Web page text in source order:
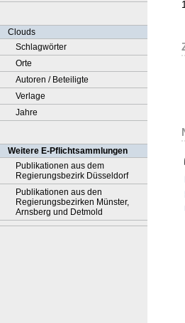
Clouds
Schlagwörter
Orte
Autoren / Beteiligte
Verlage
Jahre
Weitere E-Pflichtsammlungen
Publikationen aus dem
Regierungsbezirk Düsseldorf
Publikationen aus den
Regierungsbezirken Münster,
Arnsberg und Detmold